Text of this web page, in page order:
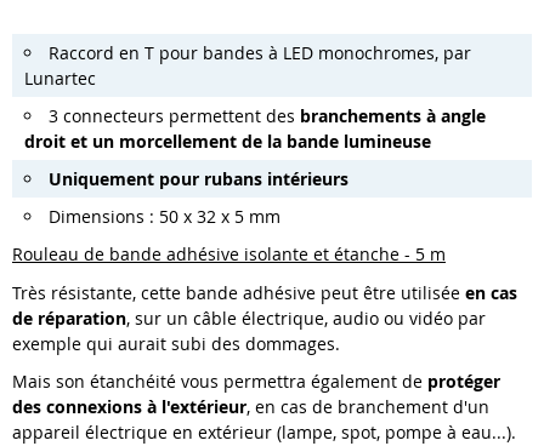
Raccord en T pour bandes à LED monochromes, par
Lunartec
3 connecteurs permettent des branchements à angle
droit et un morcellement de la bande lumineuse
Uniquement pour rubans intérieurs
Dimensions : 50 x 32 x 5 mm
Rouleau de bande adhésive isolante et étanche - 5 m
Très résistante, cette bande adhésive peut être utilisée en cas
de réparation, sur un câble électrique, audio ou vidéo par
exemple qui aurait subi des dommages.
Mais son étanchéité vous permettra également de protéger
des connexions à l'extérieur, en cas de branchement d'un
appareil électrique en extérieur (lampe, spot, pompe à eau...).